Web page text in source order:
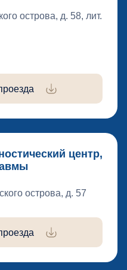
острова, д. 58, лит.
центр,
острова, д. 57